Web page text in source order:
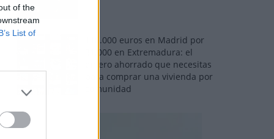
of the
List of
110.000 euros en Madrid por
31.000 en Extremadura: el
dinero ahorrado que necesitas
para comprar una vivienda por
comunidad